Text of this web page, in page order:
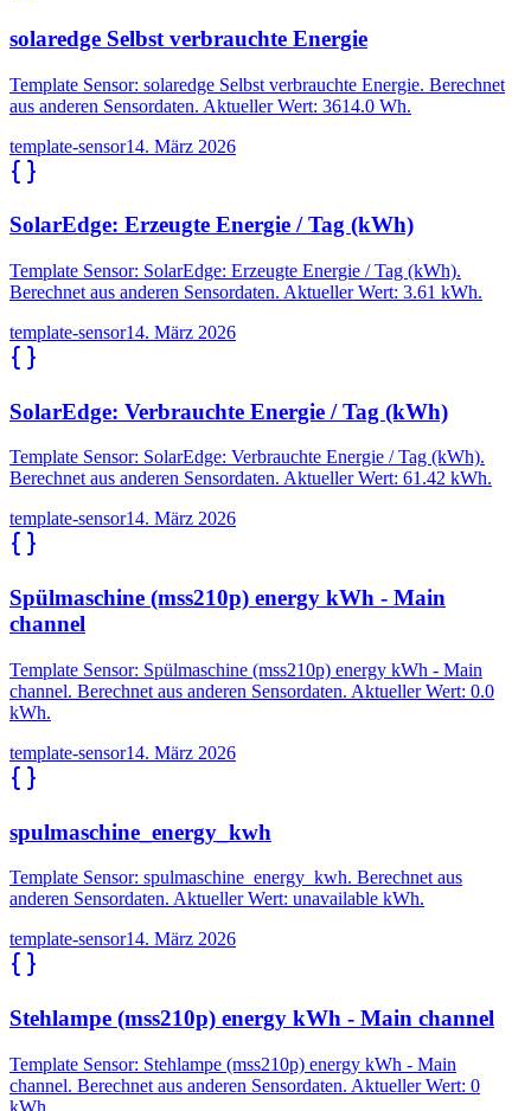
solaredge Selbst verbrauchte Energie
Template Sensor: solaredge Selbst verbrauchte Energie. Berechnet
aus anderen Sensordaten. Aktueller Wert: 3614.0 Wh.
template-sensor14. März 2026
SolarEdge: Erzeugte Energie / Tag (kWh)
Template Sensor: SolarEdge: Erzeugte Energie / Tag (kWh).
Berechnet aus anderen Sensordaten. Aktueller Wert: 3.61 kWh.
template-sensor14. März 2026
SolarEdge: Verbrauchte Energie / Tag (kWh)
Template Sensor: SolarEdge: Verbrauchte Energie / Tag (kWh).
Berechnet aus anderen Sensordaten. Aktueller Wert: 61.42 kWh.
template-sensor14. März 2026
Spülmaschine (mss210p) energy kWh - Main
channel
Template Sensor: Spülmaschine (mss210p) energy kWh - Main
channel. Berechnet aus anderen Sensordaten. Aktueller Wert: 0.0
kWh.
template-sensor14. März 2026
spulmaschine_energy_kwh
Template Sensor: spulmaschine_energy_kwh. Berechnet aus
anderen Sensordaten. Aktueller Wert: unavailable kWh.
template-sensor14. März 2026
Stehlampe (mss210p) energy kWh - Main channel
Template Sensor: Stehlampe (mss210p) energy kWh - Main
channel. Berechnet aus anderen Sensordaten. Aktueller Wert: 0
kWh.